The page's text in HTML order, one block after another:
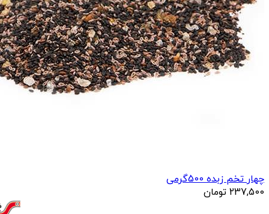
چهار تخم زبده 500گرمی
237,500 تومان